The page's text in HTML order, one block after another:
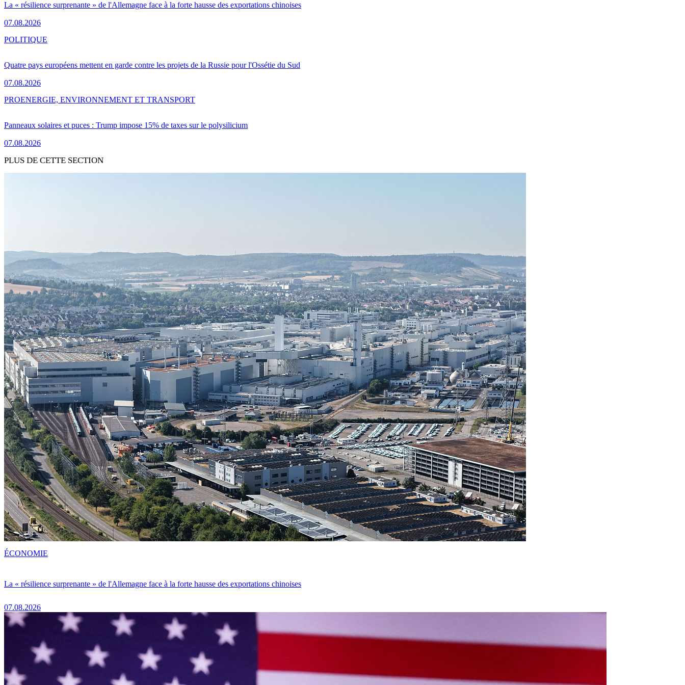
La « résilience surprenante » de l'Allemagne face à la forte hausse des exportations chinoises
07.08.2026
Quatre pays européens mettent en garde contre les projets de la Russie pour l'Ossétie du Sud
07.08.2026
POLITIQUE
Panneaux solaires et puces : Trump impose 15% de taxes sur le polysilicium
07.08.2026
PROENERGIE, ENVIRONNEMENT ET TRANSPORT
PLUS DE CETTE SECTION
La « résilience surprenante » de l'Allemagne face à la forte hausse des exportations chinoises
07.08.2026
ÉCONOMIE